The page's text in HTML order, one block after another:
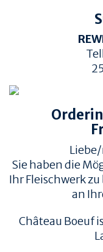
Sie haben die
Ihr Fleischwerk
an
Château Boeuf
TIERWOHL &
HERKUNFT & HALTUNG
RINDERRASSEN
ZERTIFIZIERUNGEN
EMPFOHLENE SEITEN